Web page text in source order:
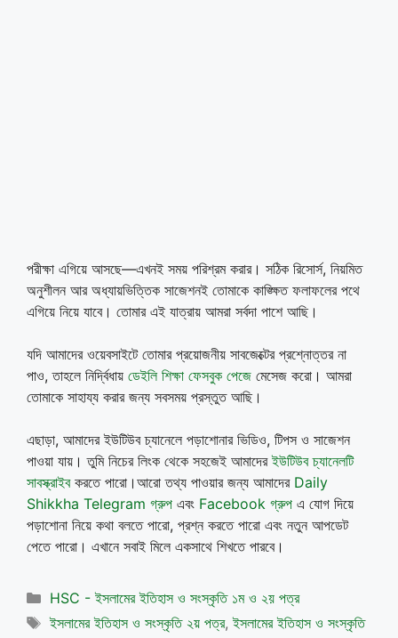
পরীক্ষা এগিয়ে আসছে—এখনই সময় পরিশ্রম করার। সঠিক রিসোর্স, নিয়মিত
অনুশীলন আর অধ্যায়ভিত্তিক সাজেশনই তোমাকে কাঙ্ক্ষিত ফলাফলের পথে
এগিয়ে নিয়ে যাবে। তোমার এই যাত্রায় আমরা সর্বদা পাশে আছি।
যদি আমাদের ওয়েবসাইটে তোমার প্রয়োজনীয় সাবজেক্টের প্রশ্নোত্তর না
পাও, তাহলে নির্দ্বিধায় ডেইলি শিক্ষা ফেসবুক পেজে মেসেজ করো। আমরা
তোমাকে সাহায্য করার জন্য সবসময় প্রস্তুত আছি।
এছাড়া, আমাদের ইউটিউব চ্যানেলে পড়াশোনার ভিডিও, টিপস ও সাজেশন
পাওয়া যায়। তুমি নিচের লিংক থেকে সহজেই আমাদেরইউটিউব চ্যানেলটি
সাবস্ক্রাইবকরতে পারো।আরো তথ্য পাওয়ার জন্য আমাদের Daily
Shikkha Telegram গ্রুপ এবং Facebook গ্রুপ এ যোগ দিয়ে
পড়াশোনা নিয়ে কথা বলতে পারো, প্রশ্ন করতে পারো এবং নতুন আপডেট
পেতে পারো। এখানে সবাই মিলে একসাথে শিখতে পারবে।
Categories
HSC - ইসলামের ইতিহাস ও সংস্কৃতি ১ম ও ২য় পত্র
Tags
ইসলামের ইতিহাস ও সংস্কৃতি ২য় পত্র,ইসলামের ইতিহাস ও সংস্কৃতি